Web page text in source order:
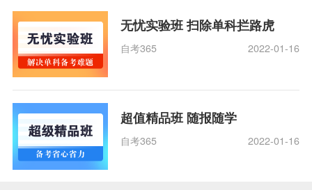
无忧实验班 扫除单科拦路虎
自考365 2022-01-16
超值精品班 随报随学
自考365 2022-01-16